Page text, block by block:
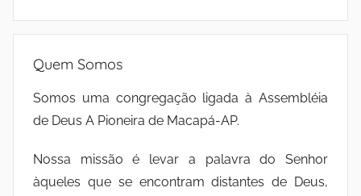
Quem Somos
Somos uma congregação ligada à Assembléia
de Deus A Pioneira de Macapá-AP.
Nossa missão é levar a palavra do Senhor
àqueles que se encontram distantes de Deus,